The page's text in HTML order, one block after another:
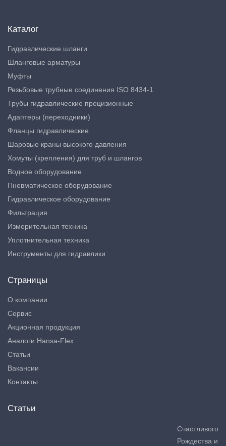
Каталог
Гидравлические шланги
Шланговые арматуры
Муфты
Резьбовые трубные соединения ISO 8434-1
Трубы гидравлические прецизионные
Адаптеры (переходники)
Фланцы гидравлические
Шаровые краны высокого давления
Хомуты (крепления) для труб и шлангов
Водное оборудование
Пневматическое оборудование
Гидравлическое оборудование
Фильтрация
Измерительная техника
Уплотнительная техника
Инструменты для гидравлики
Страницы
О компании
Сервис
Акционная продукция
Аналоги Hansa-Flex
Статьи
Вакансии
Контакты
Статьи
Счастливого
Рождества и